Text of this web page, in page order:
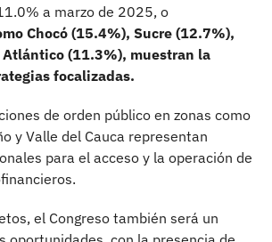
a marzo de 2025, o
Chocó (15.4%), Sucre (12.7%),
(11.3%), muestran la
focalizadas.
de orden público en zonas como
y Valle del Cauca representan
para el acceso y la operación de
el Congreso también será un